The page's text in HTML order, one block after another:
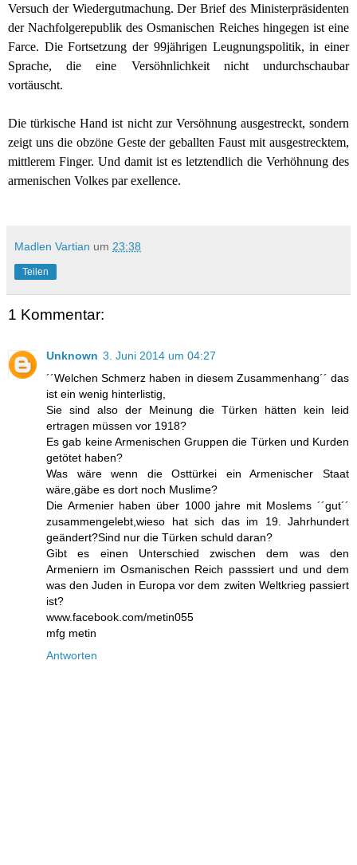
Versuch der Wiedergutmachung. Der Brief des Ministerpräsidenten
der Nachfolgerepublik des Osmanischen Reiches hingegen ist eine
Farce. Die Fortsetzung der 99jährigen Leugnungspolitik, in einer
Sprache, die eine Versöhnlichkeit nicht undurchschaubar
vortäuscht.
Die türkische Hand ist nicht zur Versöhnung ausgestreckt, sondern
zeigt uns die obzöne Geste der geballten Faust mit ausgestrecktem,
mittlerem Finger. Und damit ist es letztendlich die Verhöhnung des
armenischen Volkes par exellence.
Madlen Vartian um 23:38
Teilen
1 Kommentar:
Unknown 3. Juni 2014 um 04:27
´´Welchen Schmerz haben in diesem Zusammenhang´´ das
ist ein wenig hinterlistig,
Sie sind also der Meinung die Türken hätten kein leid
ertragen müssen vor 1918?
Es gab keine Armenischen Gruppen die Türken und Kurden
getötet haben?
Was wäre wenn die Osttürkei ein Armenischer Staat
wäre,gäbe es dort noch Muslime?
Die Armenier haben über 1000 jahre mit Moslems ´´gut´´
zusammengelebt,wieso hat sich das im 19. Jahrhundert
geändert?Sind nur die Türken schuld daran?
Gibt es einen Unterschied zwischen dem was den
Armeniern im Osmanischen Reich passsiert und und dem
was den Juden in Europa vor dem zwiten Weltkrieg passiert
ist?
www.facebook.com/metin055
mfg metin
Antworten